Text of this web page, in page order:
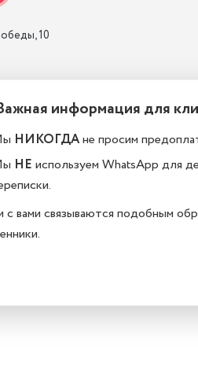
10
информация для
НИКОГДАне просим
НЕ используем WhatsApp для
с вами связываются подобным